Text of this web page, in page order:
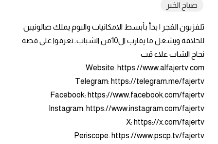
صباح الخير
تلفزيون الفجر | بدأ بأبسط الامكانيات واليوم يملك صالونيين
للحلاقة ويشغل ما يقارب ال10من الشباب..تعرفوا على قصة
نجاح الشاب علاء قب
Website: https://www.alfajertv.com
Telegram: https://telegram.me/fajertv
Facebook: https://www.facebook.com/fajertv
Instagram: https://www.instagram.com/fajertv
X: https://x.com/fajertv
Periscope: https://www.pscp.tv/fajertv